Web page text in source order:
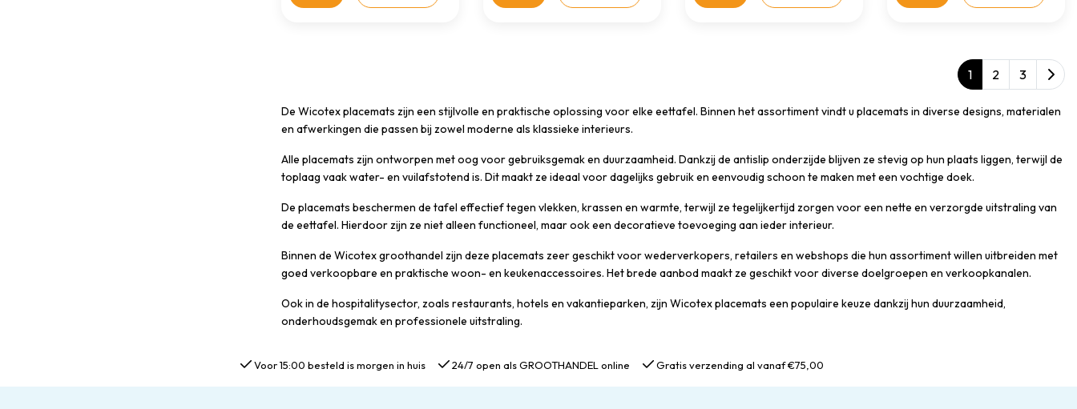
1 2 3
De Wicotex placemats zijn een stijlvolle en praktische oplossing voor elke eettafel. Binnen het assortiment vindt u placemats in diverse designs, materialen
en afwerkingen die passen bij zowel moderne als klassieke interieurs.
Alle placemats zijn ontworpen met oog voor gebruiksgemak en duurzaamheid. Dankzij de antislip onderzijde blijven ze stevig op hun plaats liggen, terwijl de
toplaag vaak water- en vuilafstotend is. Dit maakt ze ideaal voor dagelijks gebruik en eenvoudig schoon te maken met een vochtige doek.
De placemats beschermen de tafel effectief tegen vlekken, krassen en warmte, terwijl ze tegelijkertijd zorgen voor een nette en verzorgde uitstraling van
de eettafel. Hierdoor zijn ze niet alleen functioneel, maar ook een decoratieve toevoeging aan ieder interieur.
Binnen de Wicotex groothandel zijn deze placemats zeer geschikt voor wederverkopers, retailers en webshops die hun assortiment willen uitbreiden met
goed verkoopbare en praktische woon- en keukenaccessoires. Het brede aanbod maakt ze geschikt voor diverse doelgroepen en verkoopkanalen.
Ook in de hospitalitysector, zoals restaurants, hotels en vakantieparken, zijn Wicotex placemats een populaire keuze dankzij hun duurzaamheid,
onderhoudsgemak en professionele uitstraling.
Voor 15:00 besteld is morgen in huis 24/7 open als GROOTHANDEL online Gratis verzending al vanaf €75,00